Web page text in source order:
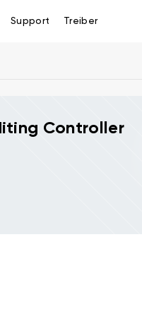
Support Treiber
Controller